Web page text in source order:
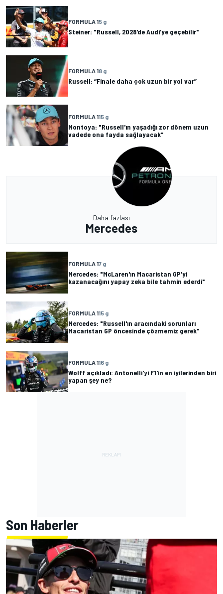
FORMULA 15 g
Steiner: "Russell, 2028'de Audi'ye geçebilir"
FORMULA 18 g
Russell: “Finale daha çok uzun bir yol var”
FORMULA 115 g
Montoya: "Russell'ın yaşadığı zor dönem uzun
vadede ona fayda sağlayacak"
Daha fazlası
Mercedes
FORMULA 17 g
Mercedes: "McLaren'ın Macaristan GP'yi
kazanacağını yapay zeka bile tahmin ederdi"
FORMULA 115 g
Mercedes: "Russell'ın aracındaki sorunları
Macaristan GP öncesinde çözmemiz gerek"
FORMULA 116 g
Wolff açıkladı: Antonelli'yi F1'in en iyilerinden biri
yapan şey ne?
Son Haberler